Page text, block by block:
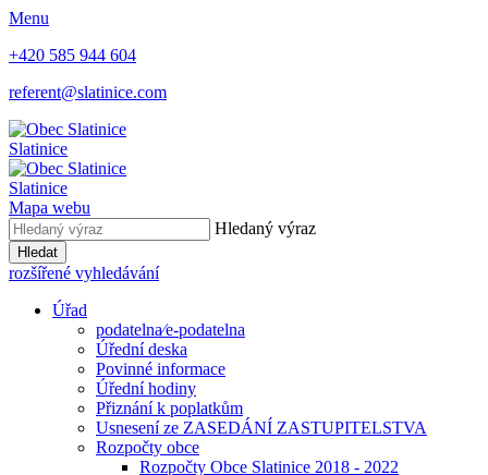
Menu
+420 585 944 604
referent@slatinice.com
Slatinice
Slatinice
Mapa webu
Hledaný výraz
Hledat
rozšířené vyhledávání
Úřad
podatelna⁄e-podatelna
Úřední deska
Povinné informace
Úřední hodiny
Přiznání k poplatkům
Usnesení ze ZASEDÁNÍ ZASTUPITELSTVA
Rozpočty obce
Rozpočty Obce Slatinice 2018 - 2022